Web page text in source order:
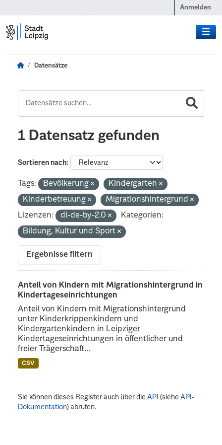
Anmelden
Datensätze
1 Datensatz gefunden
Sortieren nach
Tags: Bevölkerung
Kindergarten
Kinderbetreuung
Migrationshintergrund
Lizenzen:
dl-de-by-2.0
Kategorien:
Bildung, Kultur und Sport
Ergebnisse filtern
Anteil von Kindern mit Migrationshintergrund in
Kindertageseinrichtungen
Anteil von Kindern mit Migrationshintergrund
unter Kinderkrippenkindern und
Kindergartenkindern in Leipziger
Kindertageseinrichtungen in öffentlicher und
freier Trägerschaft...
CSV
Sie können dieses Register auch über dieAPI (sieheAPI-
Dokumentation) abrufen.